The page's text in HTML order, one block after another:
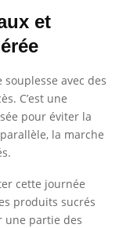
et
avec des
C’est une
pour éviter la
la marche
cette journée
produits sucrés
une partie des